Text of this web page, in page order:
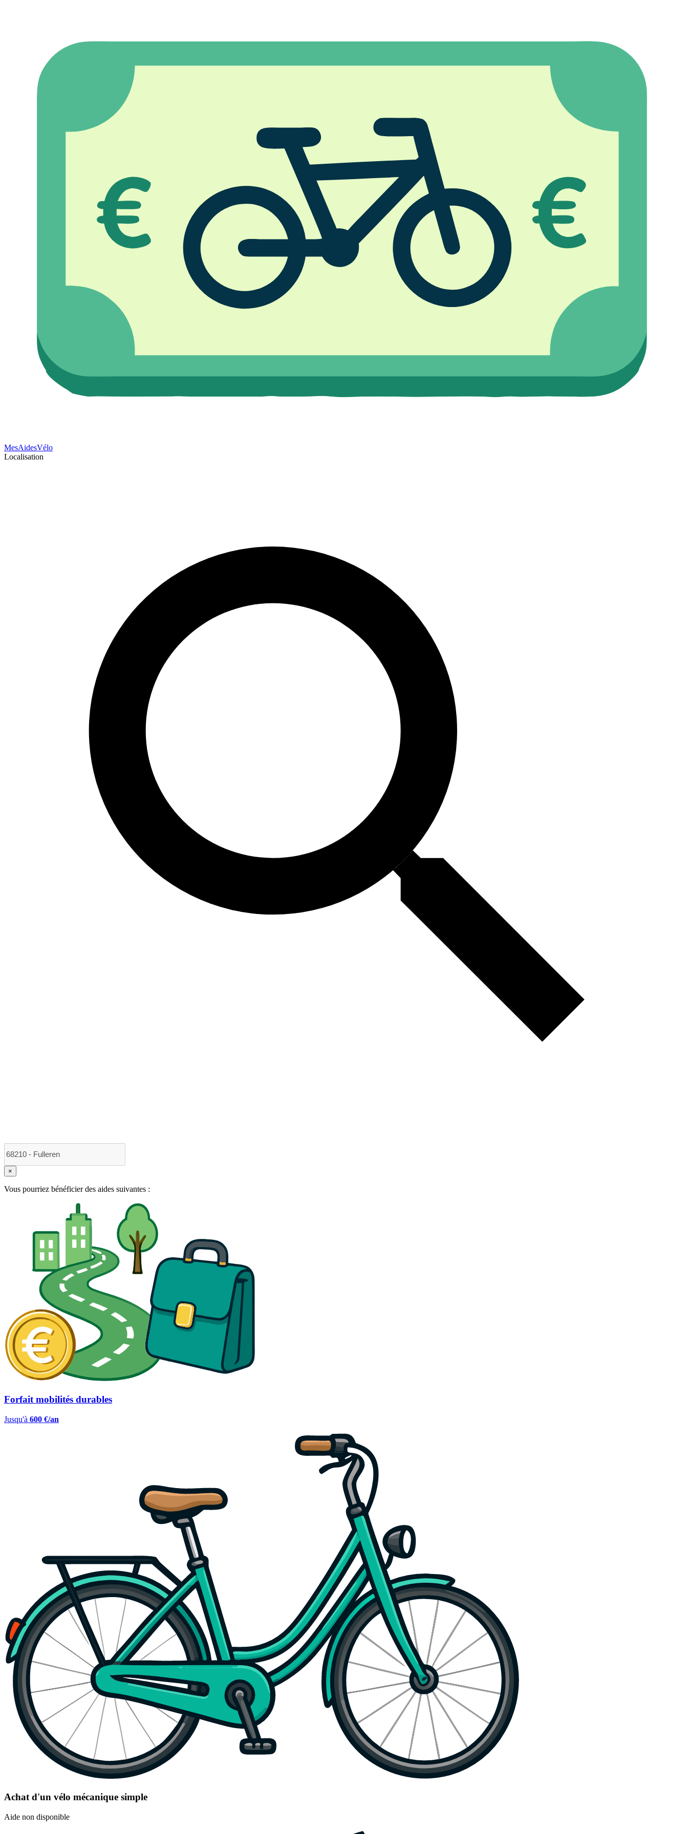
MesAidesVélo
Localisation
×
Vous pourriez bénéficier des aides suivantes :
Forfait mobilités durables
Jusqu'à 600 €/an
Achat d'un vélo mécanique simple
Aide non disponible